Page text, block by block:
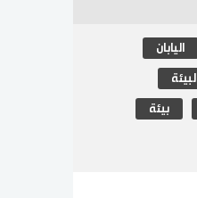
اليابان
البيئة
بيئة